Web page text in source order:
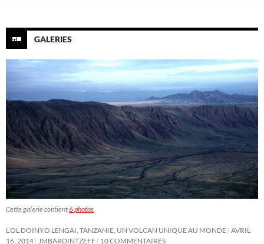
GALERIES
Cette galerie contient6 photos.
L’OL DOINYO LENGAI, TANZANIE, UN VOLCAN UNIQUE AU MONDE AVRIL
16, 2014 JMBARDINTZEFF 10 COMMENTAIRES